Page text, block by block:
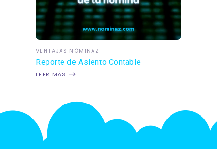
VENTAJAS NÓMINAZ
Reporte de Asiento Contable
LEER MÁS